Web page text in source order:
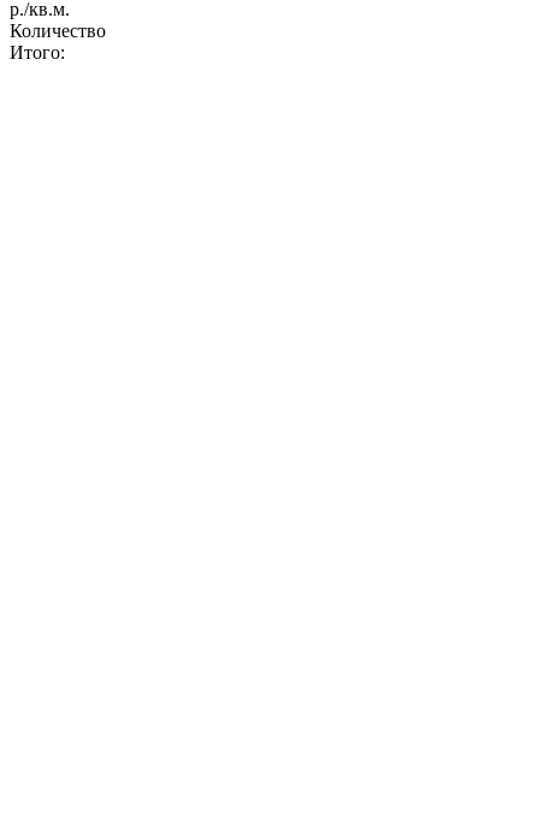
р./кв.м.
Количество
Итого: